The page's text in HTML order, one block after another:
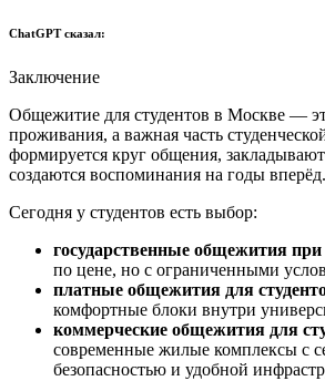
ChatGPT сказал:
Заключение
Общежитие для студентов в Москве —
проживания, а важная часть
формируется круг общения,
создаются воспоминания на годы вперёд.
Сегодня у студентов есть выбор:
государственные общежития при
по цене, но с ограниченными
платные общежития для
комфортные блоки внутри
коммерческие общежития для
современные жилые комплексы с
безопасностью и удобной